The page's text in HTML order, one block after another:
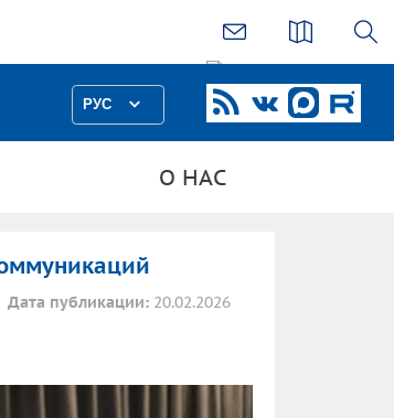
РУС
О НАС
Дата публикации: 20.02.2026